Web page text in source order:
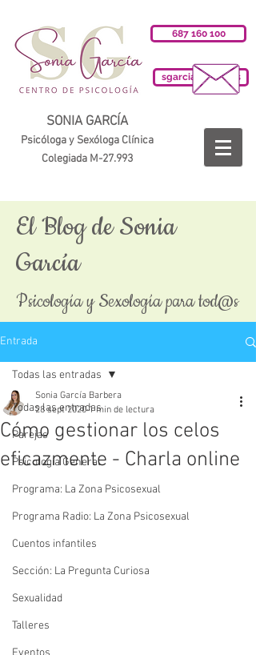
687 160 100
sgarciab@cop.es
SONIA GARCÍA
Psicóloga y Sexóloga Clínica
Colegiada M-27.993
El Blog de Sonia
García
Psicología y Sexología para tod@s
Entrada
Todas las entradas
Parejas
Psicología General
Programa: La Zona Psicosexual
Programa Radio: La Zona Psicosexual
Cuentos infantiles
Sección: La Pregunta Curiosa
Sexualidad
Talleres
Todas las entradas
Cómo gestionar los celos
eficazmente - Charla online
Sonia García Barbera
28 sept 2020 1 min de lectura